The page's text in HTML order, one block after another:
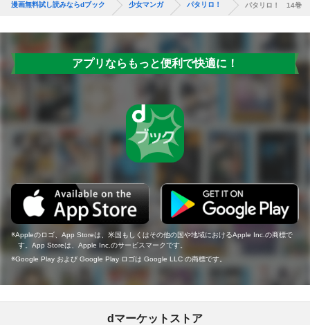
漫画無料試し読みならdブック 少女マンガ パタリロ！ パタリロ！ 14巻
アプリならもっと便利で快適に！
Appleのロゴ、App Storeは、米国もしくはその他の国や地域におけるApple Inc.の商標で
す。App Storeは、Apple Inc.のサービスマークです。
Google Play および Google Play ロゴは Google LLC の商標です。
dマーケットストア